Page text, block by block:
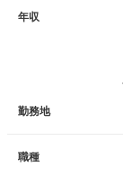
年収
勤務地
職種